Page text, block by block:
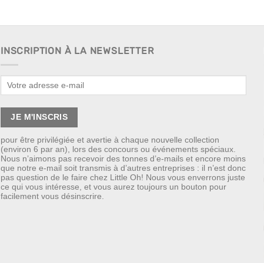
INSCRIPTION À LA NEWSLETTER
pour être privilégiée et avertie à chaque nouvelle collection
(environ 6 par an), lors des concours ou événements spéciaux.
Nous n’aimons pas recevoir des tonnes d’e-mails et encore moins
que notre e-mail soit transmis à d’autres entreprises : il n’est donc
pas question de le faire chez Little Oh! Nous vous enverrons juste
ce qui vous intéresse, et vous aurez toujours un bouton pour
facilement vous désinscrire.